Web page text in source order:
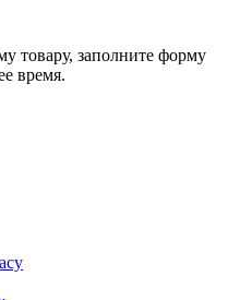
товару, заполните форму
время.